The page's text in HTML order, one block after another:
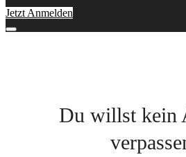
Jetzt Anmelden
Du willst kein